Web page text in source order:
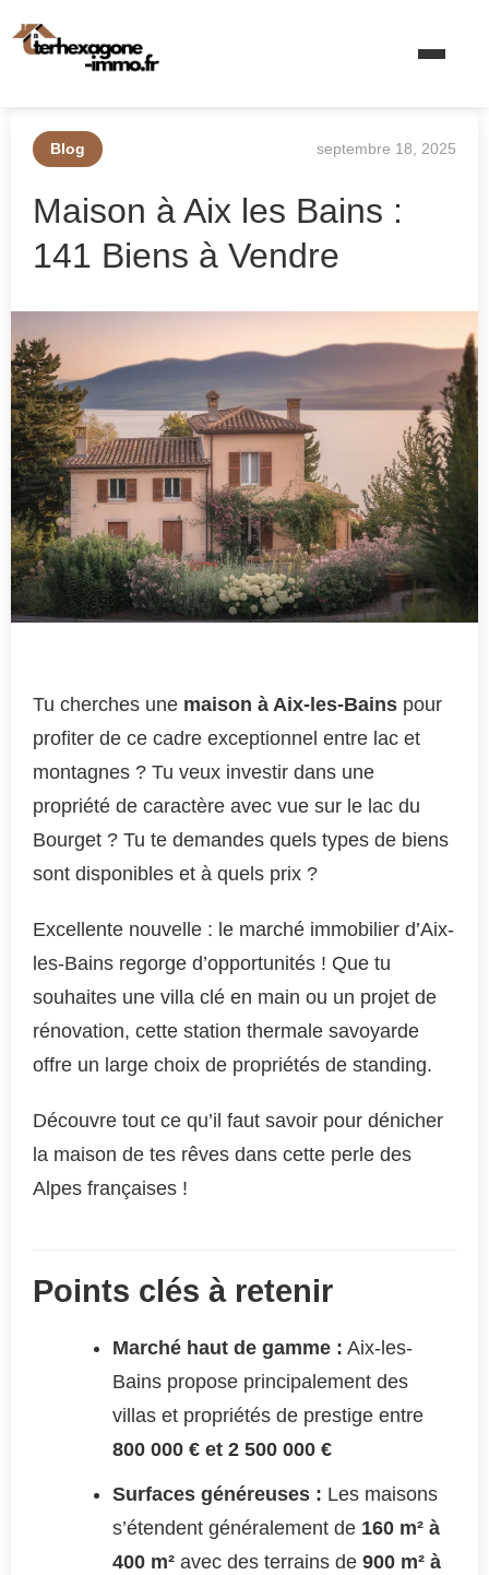
Blog septembre 18, 2025
Maison à Aix les Bains :
141 Biens à Vendre
Tu cherches une maison à Aix-les-Bains pour
profiter de ce cadre exceptionnel entre lac et
montagnes ? Tu veux investir dans une
propriété de caractère avec vue sur le lac du
Bourget ? Tu te demandes quels types de biens
sont disponibles et à quels prix ?
Excellente nouvelle : le marché immobilier d’Aix-
les-Bains regorge d’opportunités ! Que tu
souhaites une villa clé en main ou un projet de
rénovation, cette station thermale savoyarde
offre un large choix de propriétés de standing.
Découvre tout ce qu’il faut savoir pour dénicher
la maison de tes rêves dans cette perle des
Alpes françaises !
Points clés à retenir
Marché haut de gamme : Aix-les-
Bains propose principalement des
villas et propriétés de prestige entre
800 000 € et 2 500 000 €
Surfaces généreuses : Les maisons
s’étendent généralement de 160 m² à
400 m²avec des terrains de 900 m² à